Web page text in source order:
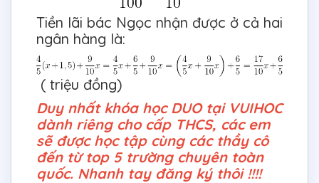
Tiền lãi bác Ngọc nhận được ở cả hai
ngân hàng là:
( triệu đồng)
Duy nhất khóa học DUO tại VUIHOC
dành riêng cho cấp THCS, các em
sẽ được học tập cùng các thầy cô
đến từ top 5 trường chuyên toàn
quốc. Nhanh tay đăng ký thôi !!!!